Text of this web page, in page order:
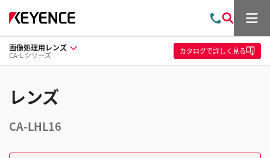
問
い
合
わ
索
メ
ュ
ー
画像処理用レンズ
CA-L シリーズ カタログで詳しく見る
レンズ
CA-LHL16